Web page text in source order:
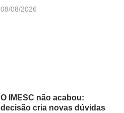
08/08/2026
O IMESC não acabou:
decisão cria novas dúvidas